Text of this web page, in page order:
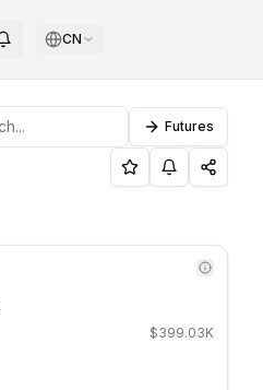
CN
Futures
$399.03K